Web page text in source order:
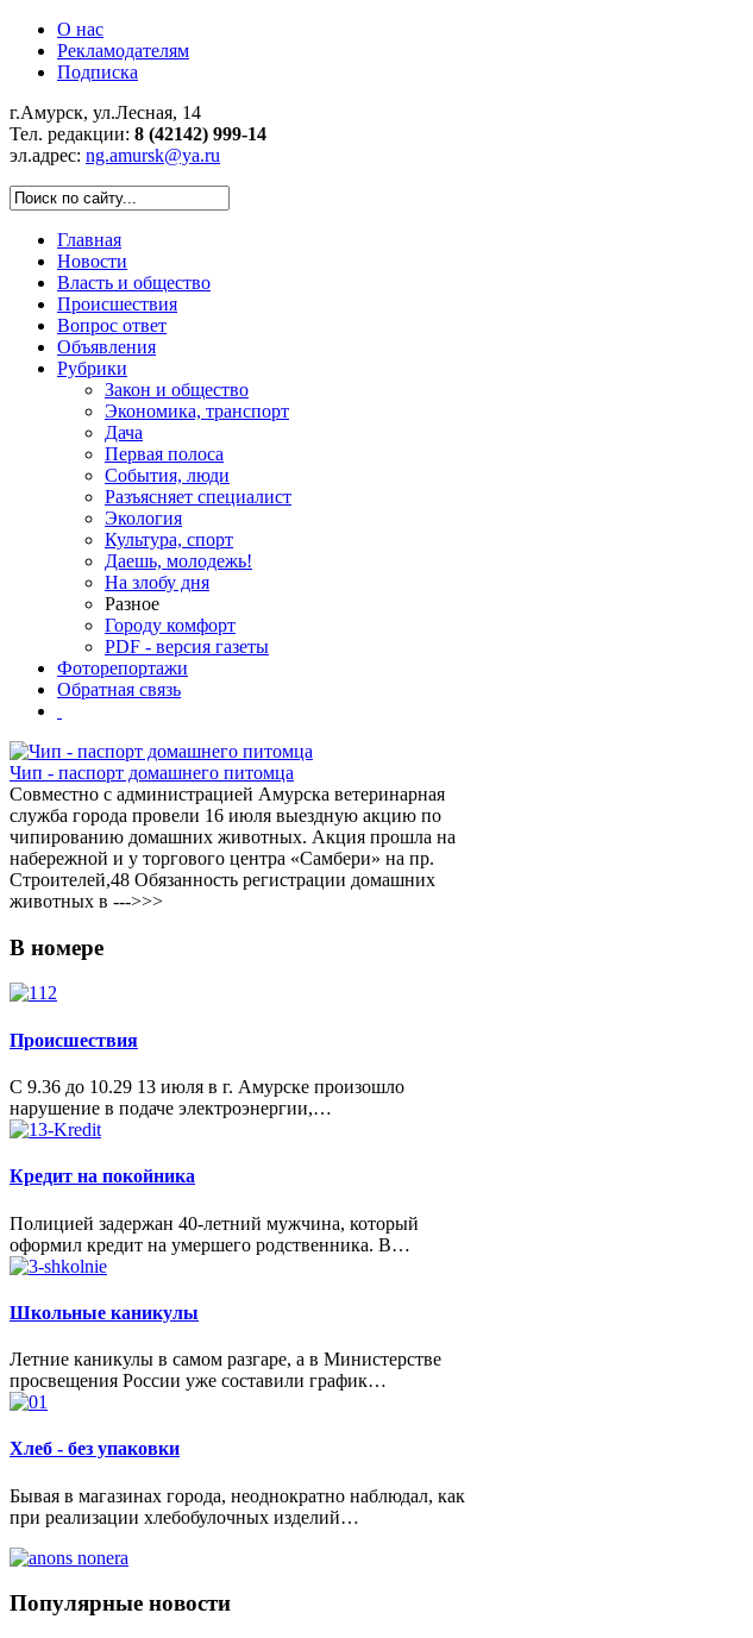
О нас
Рекламодателям
Подписка
г.Амурск, ул.Лесная, 14
Тел. редакции: 8 (42142) 999-14
эл.адрес: ng.amursk@ya.ru
Главная
Новости
Власть и общество
Происшествия
Вопрос ответ
Объявления
Рубрики
Закон и общество
Экономика, транспорт
Дача
Первая полоса
События, люди
Разъясняет специалист
Экология
Культура, спорт
Даешь, молодежь!
На злобу дня
Разное
Городу комфорт
PDF - версия газеты
Фоторепортажи
Обратная связь
Чип - паспорт домашнего питомца
Совместно с администрацией Амурска ветеринарная
служба города провели 16 июля выездную акцию по
чипированию домашних животных. Акция прошла на
набережной и у торгового центра «Самбери» на пр.
Строителей,48 Обязанность регистрации домашних
животных в --->>>
В номере
Происшествия
С 9.36 до 10.29 13 июля в г. Амурске произошло
нарушение в подаче электроэнергии,…
Кредит на покойника
Полицией задержан 40-летний мужчина, который
оформил кредит на умершего родственника. В…
Школьные каникулы
Летние каникулы в самом разгаре, а в Министерстве
просвещения России уже составили график…
Хлеб - без упаковки
Бывая в магазинах города, неоднократно наблюдал, как
при реализации хлебобулочных изделий…
Популярные новости